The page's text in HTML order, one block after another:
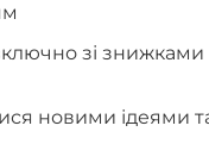
зі
новими ідеями